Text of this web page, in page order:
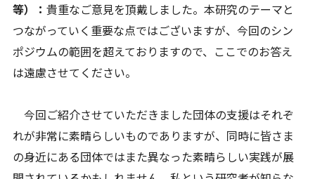
等）： 貴重なご意見を頂戴しました。本研究のテーマと
つながっていく重要な点ではございますが、今回のシン
ポジウムの範囲を超えておりますので、ここでのお答え
は遠慮させてください。
今回ご紹介させていただきました団体の支援はそれぞ
れが非常に素晴らしいものでありますが、同時に皆さま
の身近にある団体ではまた異なった素晴らしい実践が展